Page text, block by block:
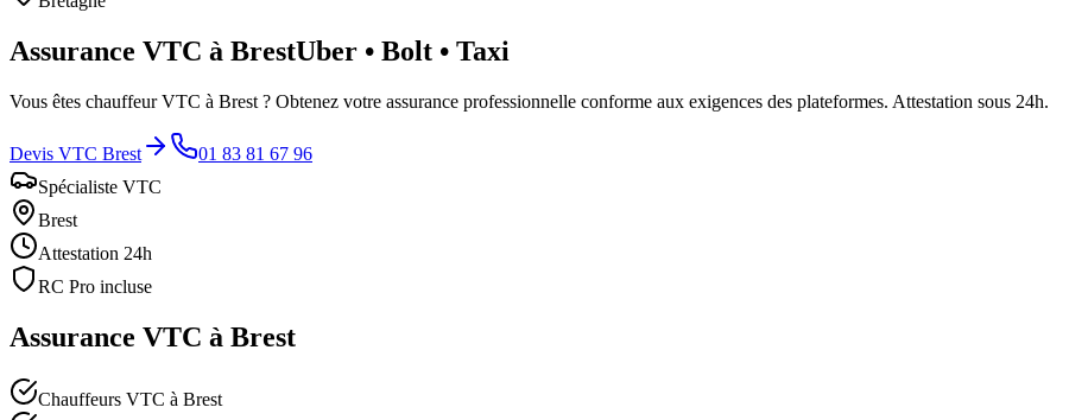
Assurance VTC à BrestUber • Bolt • Taxi
Vous êtes chauffeur VTC à Brest ? Obtenez votre assurance professionnelle conforme aux exigences des plateformes. Attestation sous 24h.
Devis VTC Brest
01 83 81 67 96
Spécialiste VTC
Brest
Attestation 24h
RC Pro incluse
Assurance VTC à Brest
Chauffeurs VTC à Brest